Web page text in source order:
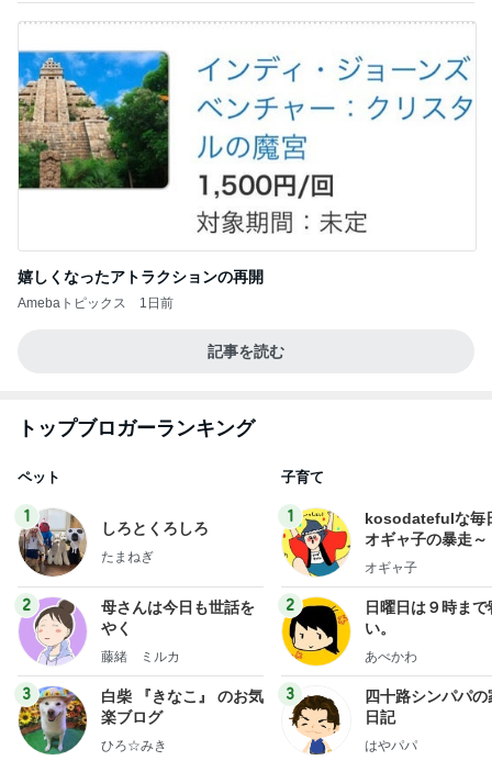
嬉しくなったアトラクションの再開
Amebaトピックス 1日前
記事を読む
トップブロガーランキング
ペット
1
しろとくろしろ
たまねぎ
2
母さんは今日も世話を
やく
藤緒 ミルカ
3
白柴 『きなこ』 のお気
楽ブログ
ひろ☆みき
子育て
1
kosodatefulな毎
オギャ子の暴走～
オギャ子
2
日曜日は９時まで
い。
あべかわ
3
四十路シンパパの
日記
はやパパ